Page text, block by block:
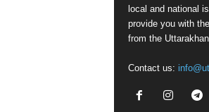
local and national
provide you with
from the
Contact us: